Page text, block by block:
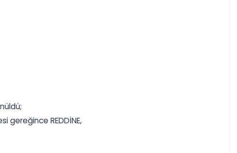
gereğince REDDİNE,